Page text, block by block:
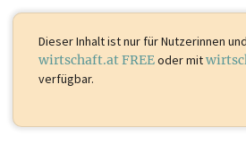
Stephan Wolfauer
Prokurist/in
Thomas
Prokurist/in
Prokurist/in
Prokurist/in
Dieser Inhalt istnur für Nutzerinnen
wirtschaft.at FREEoder mit
verfügbar.